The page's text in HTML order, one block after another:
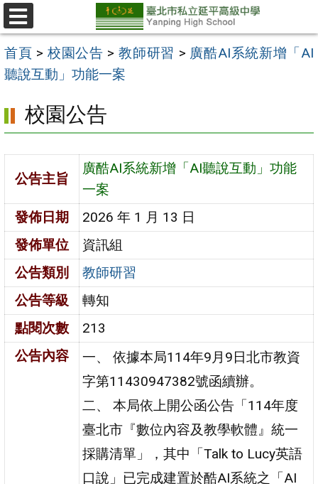
跳
至
主
要
區
選
單
首頁 > 校園公告 >教師研習 > 廣酷AI系統新增「AI
聽說互動」功能一案
校園公告
公告主旨
廣酷AI系統新增「AI聽說互動」功能
一案
發佈日期
2026 年 1 月 13 日
發佈單位
資訊組
公告類別
教師研習
公告等級
轉知
點閱次數
213
公告內容
一、 依據本局114年9月9日北市教資
字第11430947382號函續辦。
二、 本局依上開公函公告「114年度
臺北市『數位內容及教學軟體』統一
採購清單」，其中「Talk to Lucy英語
口說」已完成建置於酷AI系統之「AI